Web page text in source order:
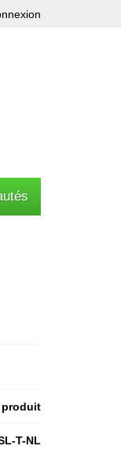
produit
T-NL